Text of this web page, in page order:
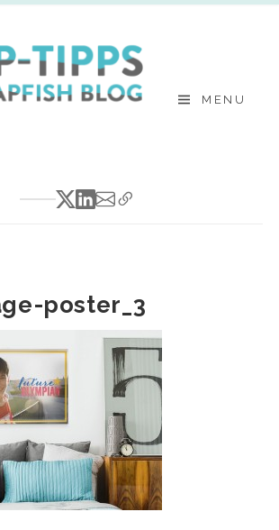
MENU
poster_3